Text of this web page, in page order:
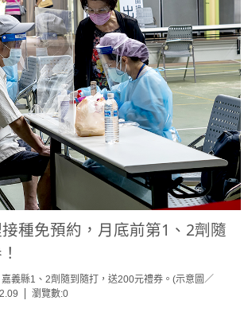
種免預約，月底前第1、2劑隨
義縣1、2劑隨到隨打，送200元禮券。(示意圖／
瀏覽數:0